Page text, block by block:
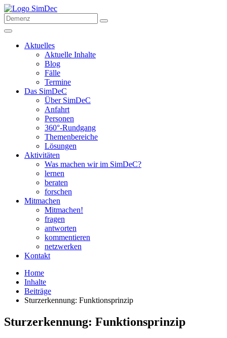
Aktuelles
Aktuelle Inhalte
Blog
Fälle
Termine
Das SimDeC
Über SimDeC
Anfahrt
Personen
360°-Rundgang
Themenbereiche
Lösungen
Aktivitäten
Was machen wir im SimDeC?
lernen
beraten
forschen
Mitmachen
Mitmachen!
fragen
antworten
kommentieren
netzwerken
Kontakt
Home
Inhalte
Beiträge
Sturzerkennung: Funktionsprinzip
Sturzerkennung: Funktionsprinzip